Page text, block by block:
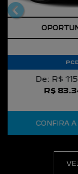
Showroom
De segunda a
Sábado das 9h
Feriados das 9h
De segunda a
Sábado -
Mais